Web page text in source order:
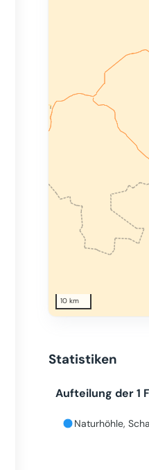
10 km
Statistiken
Aufteilung der 1
Naturhöhle,